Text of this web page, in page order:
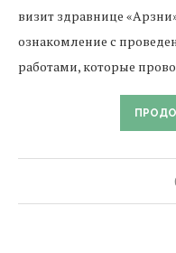
визит здравнице
ознакомление с
работами, которые